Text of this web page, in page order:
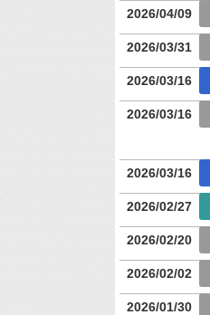
2026/04/09
2026/03/31
2026/03/16
2026/03/16
2026/03/16
2026/02/27
2026/02/20
2026/02/02
2026/01/30